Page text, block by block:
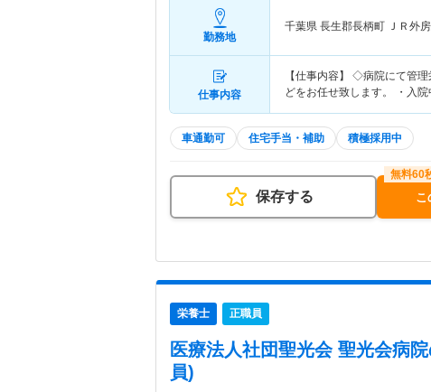
勤務地
千葉県 長生郡長柄町 ＪＲ外
仕事内容
【仕事内容】 ◇病院にて管
どをお任せ致します。 ・入
車通勤可 住宅手当・補助 積極採用中
保存する こ
栄養士 正職員
医療法人社団聖光会 聖光会病院
員)